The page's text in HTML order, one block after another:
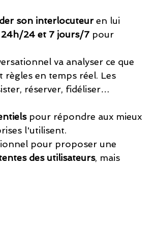
son interlocuteur en lui
24h/24 et 7 jours/7 pour
va analyser ce que
règles en temps réel. Les
réserver, fidéliser…
pour répondre aux mieux
l'utilisent.
pour proposer une
des utilisateurs, mais